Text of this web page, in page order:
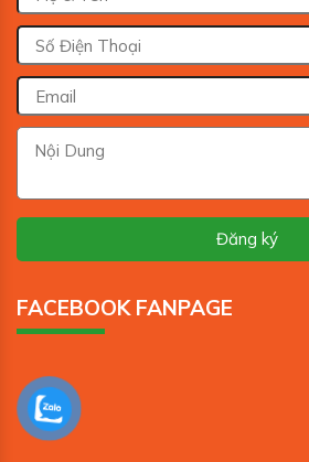
FACEBOOK FANPAGE